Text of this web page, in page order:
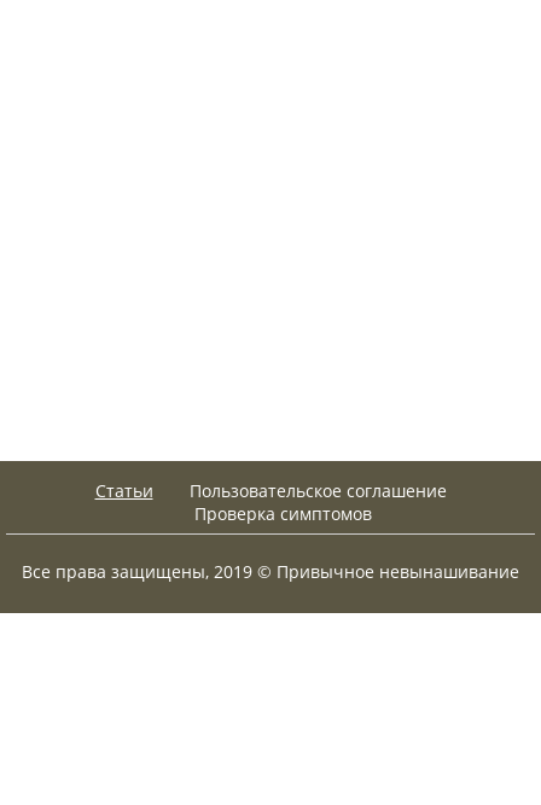
Статьи
Пользовательское соглашение
Проверка симптомов
Все права защищены, 2019 © Привычное невынашивание